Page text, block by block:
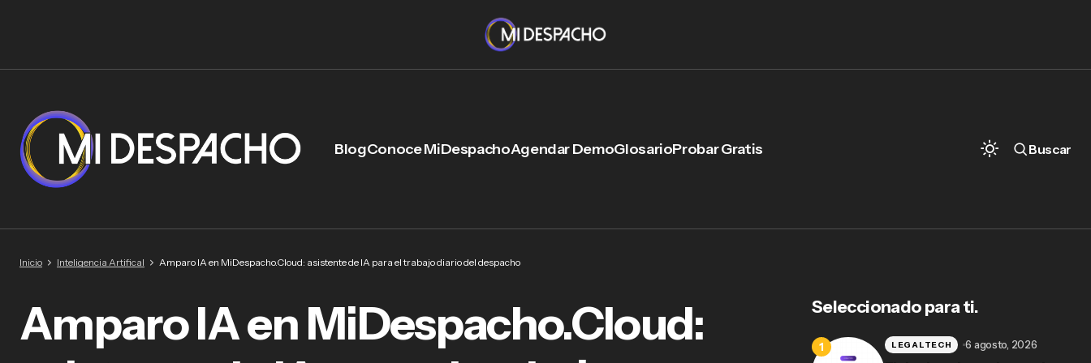
BlogConoce MiDespachoAgendar DemoGlosarioProbar Gratis Buscar
Inicio Inteligencia Artifical Amparo IA en MiDespacho.Cloud: asistente de IA para el trabajo diario del despacho
Amparo IA en MiDespacho.Cloud:
Seleccionado para ti.
LEGALTECH 6 agosto, 2026